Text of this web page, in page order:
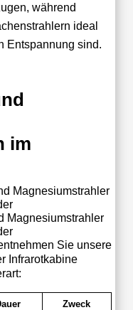
während
ideal
Entspannung sind.
im
Magnesiumstrahler
Sie unsere
Infrarotkabine
Zweck